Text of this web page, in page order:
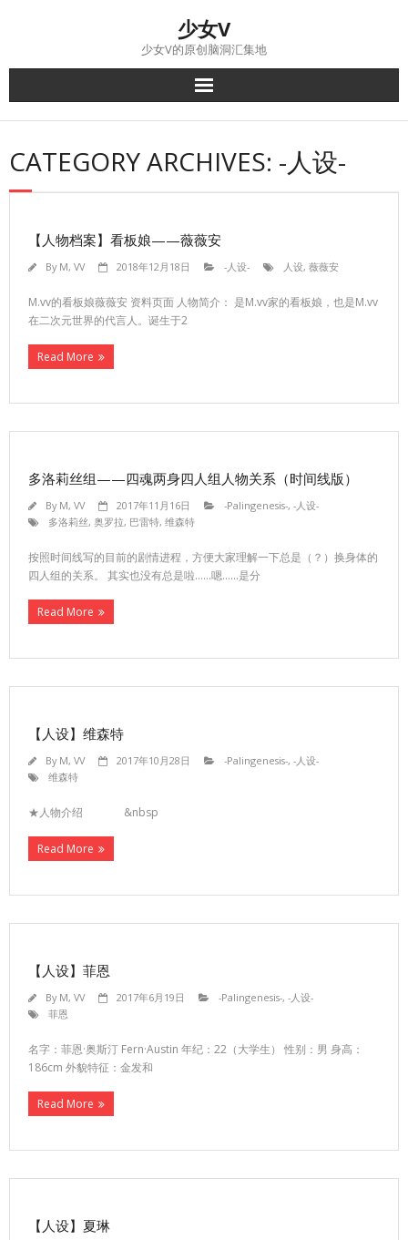
少女V
少女V的原创脑洞汇集地
CATEGORY ARCHIVES: -人设-
【人物档案】看板娘——薇薇安
By M, VV 2018年12月18日 -人设- 人设, 薇薇安
M.vv的看板娘薇薇安 资料页面 人物简介： 是M.vv家的看板娘，也是M.vv
在二次元世界的代言人。诞生于2
Read More
多洛莉丝组——四魂两身四人组人物关系（时间线版）
By M, VV 2017年11月16日 -Palingenesis-, -人设-
多洛莉丝, 奥罗拉, 巴雷特, 维森特
按照时间线写的目前的剧情进程，方便大家理解一下总是（？）换身体的
四人组的关系。 其实也没有总是啦……嗯……是分
Read More
【人设】维森特
By M, VV 2017年10月28日 -Palingenesis-, -人设-
维森特
★人物介绍 &nbsp
Read More
【人设】菲恩
By M, VV 2017年6月19日 -Palingenesis-, -人设-
菲恩
名字：菲恩·奥斯汀 Fern·Austin 年纪：22（大学生） 性别：男 身高：
186cm 外貌特征：金发和
Read More
【人设】夏琳